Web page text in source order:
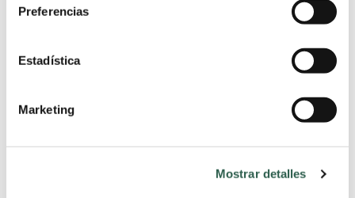
Preferencias
Estadística
Marketing
Mostrar detalles